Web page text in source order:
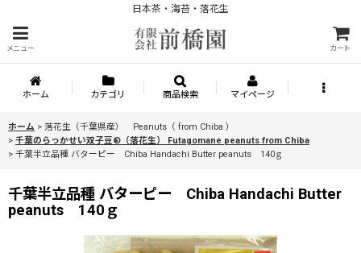
日本茶・海苔・落花生
メニュー カート
ホーム カテゴリ 商品検索 マイページ
ホーム > 落花生（千葉県産） Peanuts（ from Chiba ）
> 千葉のらっかせい双子豆®（落花生） Futagomane peanuts from Chiba
> 千葉半立品種 バターピー Chiba Handachi Butter peanuts 140ｇ
千葉半立品種 バターピー Chiba Handachi Butter
peanuts 140ｇ